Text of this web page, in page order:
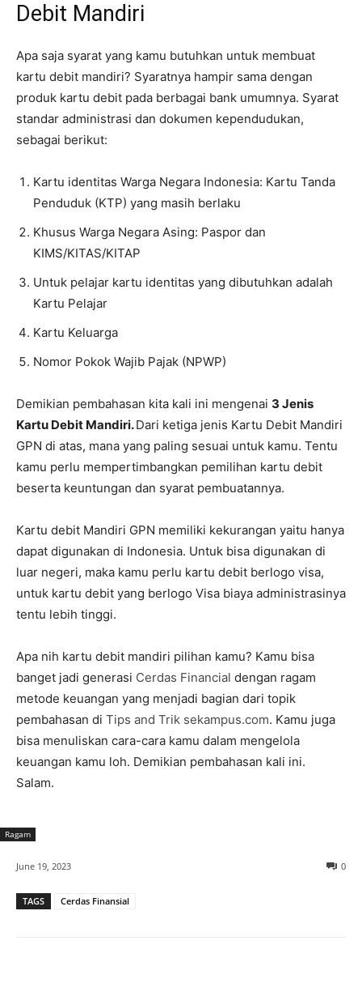
Debit Mandiri
Apa saja syarat yang kamu butuhkan untuk membuat
kartu debit mandiri? Syaratnya hampir sama dengan
produk kartu debit pada berbagai bank umumnya. Syarat
standar administrasi dan dokumen kependudukan,
sebagai berikut:
Kartu identitas Warga Negara Indonesia: Kartu Tanda
Penduduk (KTP) yang masih berlaku
Khusus Warga Negara Asing: Paspor dan
KIMS/KITAS/KITAP
Untuk pelajar kartu identitas yang dibutuhkan adalah
Kartu Pelajar
Kartu Keluarga
Nomor Pokok Wajib Pajak (NPWP)
Demikian pembahasan kita kali ini mengenai 3 Jenis
Kartu Debit Mandiri.Dari ketiga jenis Kartu Debit Mandiri
GPN di atas, mana yang paling sesuai untuk kamu. Tentu
kamu perlu mempertimbangkan pemilihan kartu debit
beserta keuntungan dan syarat pembuatannya.
Kartu debit Mandiri GPN memiliki kekurangan yaitu hanya
dapat digunakan di Indonesia. Untuk bisa digunakan di
luar negeri, maka kamu perlu kartu debit berlogo visa,
untuk kartu debit yang berlogo Visa biaya administrasinya
tentu lebih tinggi.
Apa nih kartu debit mandiri pilihan kamu? Kamu bisa
banget jadi generasi Cerdas Financial dengan ragam
metode keuangan yang menjadi bagian dari topik
pembahasan di Tips and Trik sekampus.com. Kamu juga
bisa menuliskan cara-cara kamu dalam mengelola
keuangan kamu loh. Demikian pembahasan kali ini.
Salam.
Ragam
0
June 19, 2023
TAGS Cerdas Finansial